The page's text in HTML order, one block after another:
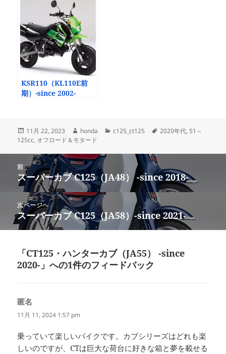
KSR110（KL110E前
期）-since 2002-
投
稿
11月 22, 2023
作
成
honda
カ
c125_ct125
タ
2020年代,51～
125cc, オフロード＆モタード
シ
前
前
の
投
稿:
スーパーカブ C125（JA48） -since 2018-
次ページへ
次
の
稿:
スーパーカブ C125（JA58）-since 2021-
「CT125・ハンターカブ（JA55） -since
2020-」への1件のフィードバック
匿名
り:
11月 11, 2024 1:57 pm
乗っていて楽しいバイクです。カブシリーズはどれも楽
しいのですが、CTは巨大な荷台に好きな箱と夢を載せる